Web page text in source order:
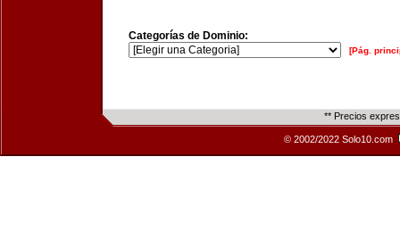
Categorías de Dominio:
[Pág.
** Precios
© 2002/2022 Solo10.com